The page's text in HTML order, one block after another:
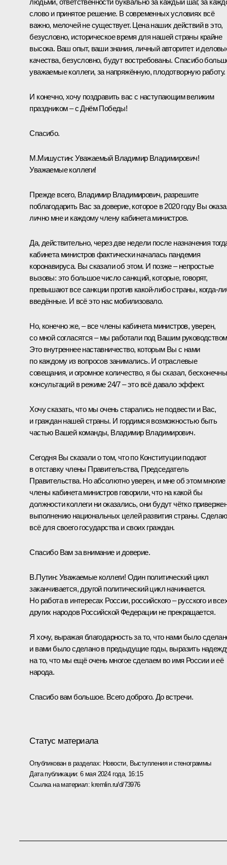
слово и принятое решение. В современных условиях всё
важно, мелочей не существует. Цена наших действий в это,
безусловно, историческое время для нашей страны крайне
высока. Ваш опыт, ваши знания, личный авторитет и
качества, безусловно, будут востребованы. Спасибо
уважаемые коллеги, за напряжённую, плодотворную работу.
И конечно, хочу поздравить вас с наступающим великим
праздником – с Днём Победы!
Спасибо.
М.Мишустин: Уважаемый Владимир Владимирович!
Уважаемые коллеги!
Прежде всего, Владимир Владимирович, разрешите
поблагодарить Вас за доверие, которое в 2020 году Вы
лично мне и каждому члену кабинета министров.
Да, действительно, через две недели после назначения
кабинета министров фактически началась пандемия
коронавируса. Вы сказали об этом. И позже – непростые
вызовы: это большое число санкций, которые, говорят,
превышают все санкции против какой-либо страны, когда-
введённые. И всё это нас мобилизовало.
Но, конечно же, – все члены кабинета министров, уверен,
со мной согласятся – мы работали под Вашим
Это внутреннее наставничество, которым Вы с нами
по каждому из вопросов занимались. И отраслевые
совещания, и огромное количество, я бы сказал,
консультаций в режиме 24/7 – это всё давало эффект.
Хочу сказать, что мы очень старались не подвести и Вас,
и граждан нашей страны. И гордимся возможностью быть
частью Вашей команды, Владимир Владимирович.
Сегодня Вы сказали о том, что по Конституции подают
в отставку члены Правительства, Председатель
Правительства. Но абсолютно уверен, и мне об этом многие
члены кабинета министров говорили, что на какой бы
должности коллеги ни оказались, они будут чётко
выполнению национальных целей развития страны.
всё для своего государства и своих граждан.
Спасибо Вам за внимание и доверие.
В.Путин: Уважаемые коллеги! Один политический цикл
заканчивается, другой политический цикл начинается.
Но работа в интересах России, российского – русского и
других народов Российской Федерации не прекращается.
Я хочу, выражая благодарность за то, что нами было
и вами было сделано в предыдущие годы, выразить
на то, что мы ещё очень многое сделаем во имя России и её
народа.
Спасибо вам большое. Всего доброго. До встречи.
Статус материала
Опубликован в разделах: Новости, Выступления и стенограммы
Дата публикации:6 мая 2024 года, 16:15
Ссылка на материал: kremlin.ru/d/73976